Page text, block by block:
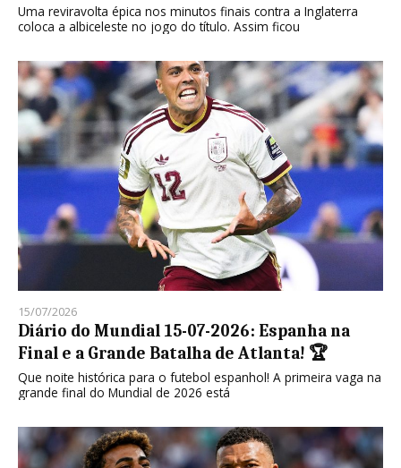
Uma reviravolta épica nos minutos finais contra a Inglaterra
coloca a albiceleste no jogo do título. Assim ficou
15/07/2026
Diário do Mundial 15-07-2026: Espanha na
Final e a Grande Batalha de Atlanta! 🏆
Que noite histórica para o futebol espanhol! A primeira vaga na
grande final do Mundial de 2026 está